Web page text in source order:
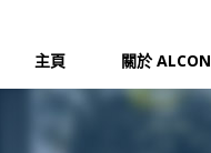
主頁
關於 ALCON